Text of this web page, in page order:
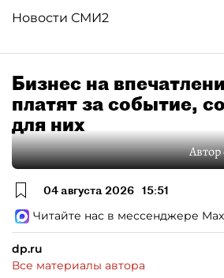
Новости СМИ2
Бизнес на
платят за событие,
для них
04 августа 2026 15:51
Читайте нас в мессенджере Max
dp.ru
Все материалы автора